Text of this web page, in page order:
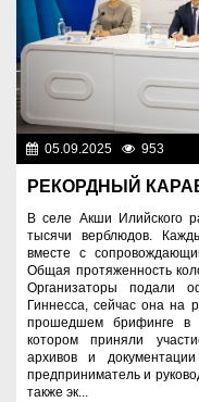
05.09.2025 953
РЕКОРДНЫЙ
В селе Акши Илийского
тысячи верблюдов.
вместе с
Общая протяженность
Организаторы подали
Гиннесса, сейчас она на
прошедшем брифинге в
котором приняли
архивов и
предприниматель и
также эк...